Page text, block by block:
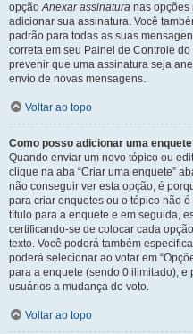
opçãoAnexar assinatura nas opções
adicionar sua assinatura. Você
padrão para todas as suas
correta em seu Painel de Controle
prevenir que uma assinatura seja
envio de novas mensagens.
Voltar ao topo
Como posso adicionar uma
Quando enviar um novo tópico ou
clique na aba “Criar uma enquete”
não conseguir ver esta opção, é
para criar enquetes ou o tópico não
título para a enquete e em seguida,
certificando-se de colocar cada
texto. Você poderá também
poderá selecionar ao votar em
para a enquete (sendo 0 ilimitado), e
usuários a mudança de voto.
Voltar ao topo